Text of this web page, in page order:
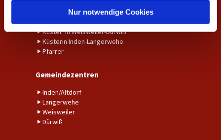
Nur notwendige Cookies
Gemeindebüro Inden-Langerwehe
Gemeindebüro Weisweiler-Dürwiß
Küster*in Weisweiler-Dürwiß
Küsterin Inden-Langerwehe
Pfarrer
Gemeindezentren
Inden/Altdorf
Langerwehe
Weisweiler
Dürwiß